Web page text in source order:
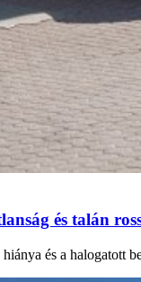
és talán
és a halogatott